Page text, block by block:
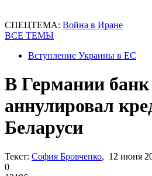
СПЕЦТЕМА: Война в Иране
ВСЕ ТЕМЫ
Вступление Украины в ЕС
В Германии банк
аннулировал
Беларуси
Текст: София Бровченко, 12 июня
0